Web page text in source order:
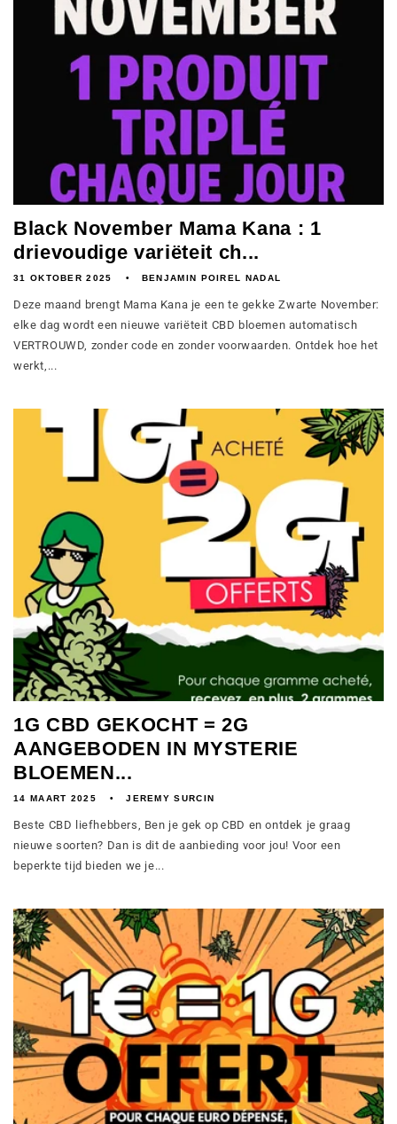
Black November Mama Kana : 1
drievoudige variëteit ch...
31 OKTOBER 2025 BENJAMIN POIREL NADAL
Deze maand brengt Mama Kana je een te gekke Zwarte November:
elke dag wordt een nieuwe variëteit CBD bloemen automatisch
VERTROUWD, zonder code en zonder voorwaarden. Ontdek hoe het
werkt,...
1G CBD GEKOCHT = 2G
AANGEBODEN IN MYSTERIE
BLOEMEN...
14 MAART 2025 JEREMY SURCIN
Beste CBD liefhebbers, Ben je gek op CBD en ontdek je graag
nieuwe soorten? Dan is dit de aanbieding voor jou! Voor een
beperkte tijd bieden we je...